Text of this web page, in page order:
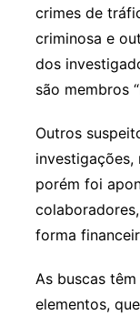
crimes de
criminosa e
dos
são membros
Outros
investigações,
porém foi
forma
As buscas
elementos,